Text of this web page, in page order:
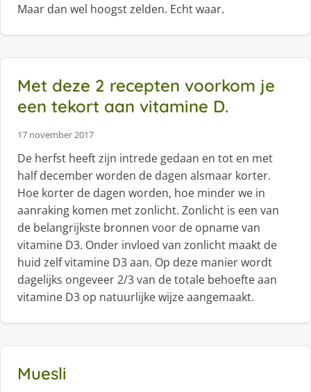
Maar dan wel hoogst zelden. Echt waar.
Met deze 2 recepten voorkom je
een tekort aan vitamine D.
17 november 2017
De herfst heeft zijn intrede gedaan en tot en met
half december worden de dagen alsmaar korter.
Hoe korter de dagen worden, hoe minder we in
aanraking komen met zonlicht. Zonlicht is een van
de belangrijkste bronnen voor de opname van
vitamine D3. Onder invloed van zonlicht maakt de
huid zelf vitamine D3 aan. Op deze manier wordt
dagelijks ongeveer 2/3 van de totale behoefte aan
vitamine D3 op natuurlijke wijze aangemaakt.
Muesli